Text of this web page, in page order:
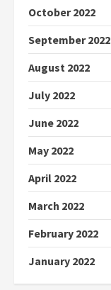
October 2022
September 2022
August 2022
July 2022
June 2022
May 2022
April 2022
March 2022
February 2022
January 2022